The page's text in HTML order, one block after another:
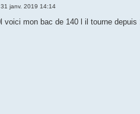
janv. 2019 14:14
voici mon bac de 140 l il tourne depuis